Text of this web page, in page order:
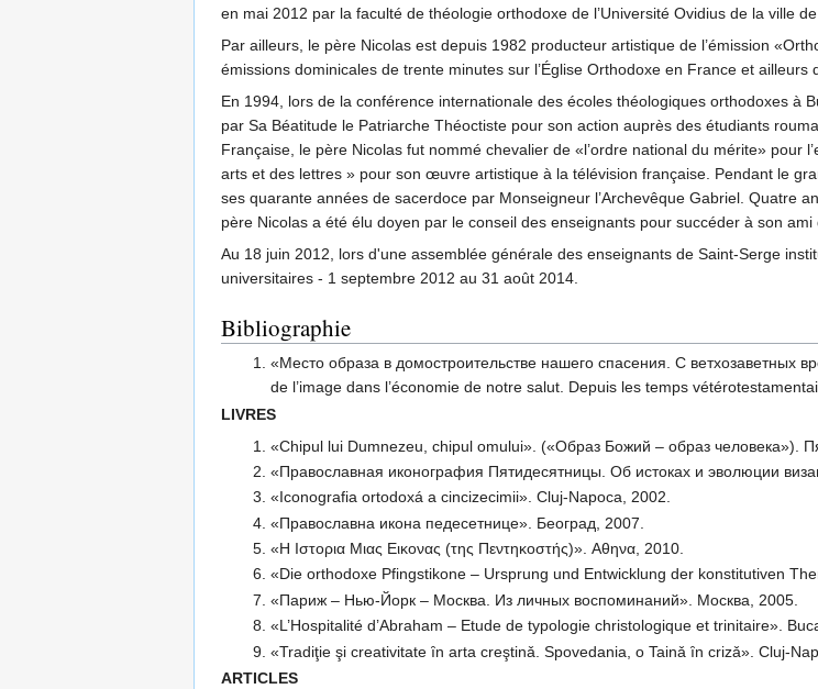
en mai 2012 par la faculté de théologie orthodoxe de l’Université Ovidius de la ville
Par ailleurs, le père Nicolas est depuis 1982 producteur artistique de l’émission
émissions dominicales de trente minutes sur l’Église Orthodoxe en France et
En 1994, lors de la conférence internationale des écoles théologiques orthodoxes à
par Sa Béatitude le Patriarche Théoctiste pour son action auprès des étudiants
Française, le père Nicolas fut nommé chevalier de «l’ordre national du mérite» pour
arts et des lettres » pour son œuvre artistique à la télévision française. Pendant le
ses quarante années de sacerdoce par Monseigneur l’Archevêque Gabriel. Quatre
père Nicolas a été élu doyen par le conseil des enseignants pour succéder à son
Au 18 juin 2012, lors d'une assemblée générale des enseignants de Saint-Serge
universitaires - 1 septembre 2012 au 31 août 2014.
Bibliographie
«Место образа в домостроительстве нашего спасения. С ветхозаветных
de l’image dans l’économie de notre salut. Depuis les temps
LIVRES
«Chipul lui Dumnezeu, chipul omului». («Образ Божий – образ человека»).
«Православная иконография Пятидесятницы. Об истоках и эволюции
«Iconografia ortodoxá a cincizecimii». Cluj-Napoca, 2002.
«Православна икона педесетнице». Београд, 2007.
«Η Ιστορια Μιας Εικονας (της Πεντηκοστής)». Aθηνα, 2010.
«Die orthodoxe Pfingstikone – Ursprung und Entwicklung der konstitutiven
«Париж – Нью-Йорк – Москва. Из личных воспоминаний». Москва, 2005.
«L’Hospitalité d’Abraham – Etude de typologie christologique et trinitaire».
«Tradiţie şi creativitate ȋn arta creştinǎ. Spovedania, o Tainǎ ȋn crizǎ». Cluj-
ARTICLES